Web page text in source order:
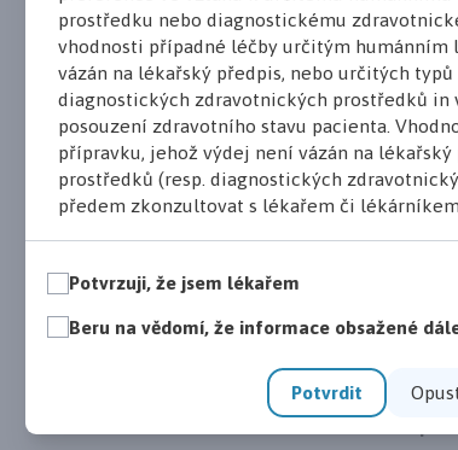
Nenechte si ujít žádnou
Hlavní
Partneři
prostředku nebo diagnostickému
vhodnosti případné léčby určitým
vázán na lékařský předpis, nebo určitých
diagnostických zdravotnických prostředků in
posouzení zdravotního stavu pacienta.
přípravku, jehož výdej není vázán na
prostředků (resp. diagnostických
předem zkonzultovat s lékařem či lékárníkem.
Potvrzuji, že jsem lékařem
Beru na vědomí, že informace obsažené
Potvrdit